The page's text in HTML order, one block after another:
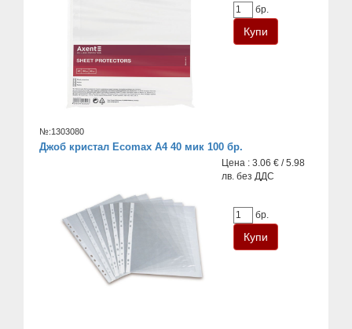
бр.
№:1303080
Джоб кристал Ecomax А4 40 мик 100 бр.
Цена : 3.06 € / 5.98
лв. без ДДС
бр.